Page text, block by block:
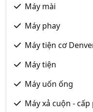
Máy mài
Máy phay
Máy tiện cơ
Máy tiện
Máy uốn ống
Máy xả cuộn - cấp